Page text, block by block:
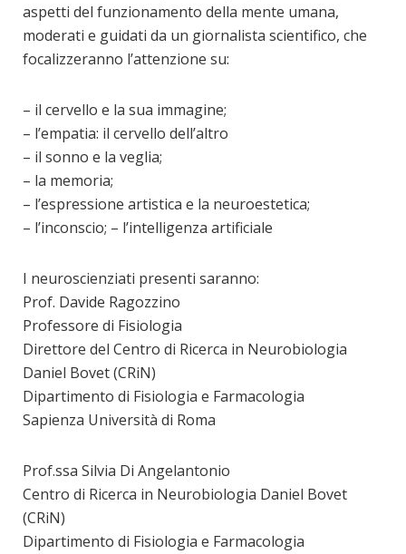
aspetti del funzionamento della mente umana,
moderati e guidati da un giornalista scientifico, che
focalizzeranno l’attenzione su:
– il cervello e la sua immagine;
– l’empatia: il cervello dell’altro
– il sonno e la veglia;
– la memoria;
– l’espressione artistica e la neuroestetica;
– l’inconscio; – l’intelligenza artificiale
I neuroscienziati presenti saranno:
Prof. Davide Ragozzino
Professore di Fisiologia
Direttore del Centro di Ricerca in Neurobiologia
Daniel Bovet (CRiN)
Dipartimento di Fisiologia e Farmacologia
Sapienza Università di Roma
Prof.ssa Silvia Di Angelantonio
Centro di Ricerca in Neurobiologia Daniel Bovet
(CRiN)
Dipartimento di Fisiologia e Farmacologia